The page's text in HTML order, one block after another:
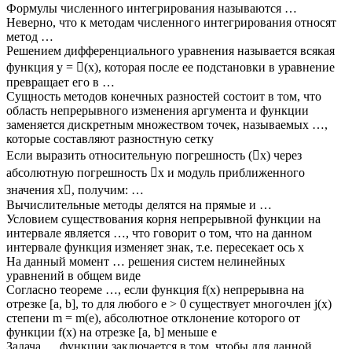
Формулы численного интегрирования называются …
Неверно, что к методам численного интегрирования относят
метод …
Решением дифференциального уравнения называется всякая
функция y = (x), которая после ее подстановки в уравнение
превращает его в …
Сущность методов конечных разностей состоит в том, что
область непрерывного изменения аргумента и функции
заменяется дискретным множеством точек, называемых …,
которые составляют разностную сетку
Если выразить относительную погрешность (x) через
абсолютную погрешность x и модуль приближенного
значения x, получим: …
Вычислительные методы делятся на прямые и …
Условием существования корня непрерывной функции на
интервале является …, что говорит о том, что на данном
интервале функция изменяет знак, т.е. пересекает ось x
На данный момент … решения систем нелинейных
уравнений в общем виде
Согласно теореме …, если функция f(x) непрерывна на
отрезке [a, b], то для любого e > 0 существует многочлен j(x)
степени m = m(e), абсолютное отклонение которого от
функции f(x) на отрезке [a, b] меньше e
Задача … функции заключается в том, чтобы для данной